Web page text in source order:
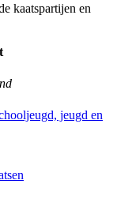
kaatspartijen en
jeugd en